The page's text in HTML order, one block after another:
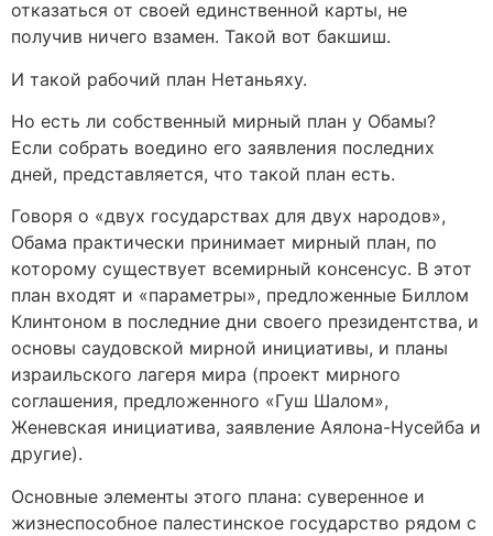
отказаться от своей единственной карты, не
получив ничего взамен. Такой вот бакшиш.
И такой рабочий план Нетаньяху.
Но есть ли собственный мирный план у Обамы?
Если собрать воедино его заявления последних
дней, представляется, что такой план есть.
Говоря о «двух государствах для двух народов»,
Обама практически принимает мирный план, по
которому существует всемирный консенсус. В этот
план входят и «параметры», предложенные Биллом
Клинтоном в последние дни своего президентства, и
основы саудовской мирной инициативы, и планы
израильского лагеря мира (проект мирного
соглашения, предложенного «Гуш Шалом»,
Женевская инициатива, заявление Аялона-Нусейба и
другие).
Основные элементы этого плана: суверенное и
жизнеспособное палестинское государство рядом с